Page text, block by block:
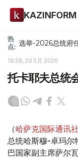
KAZINFORM
热
点: 选举-2026总统府
19:28, 29 5月 2026
托卡耶夫总统
（哈萨克国际通讯
总统哈斯穆-卓玛尔
巴国家副主席萨尔瓦